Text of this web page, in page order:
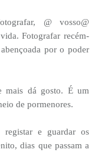
@ vosso@
Fotografar recém-
por o poder
mais dá gosto. É um
de pormenores.
e guardar os
dias que passam a